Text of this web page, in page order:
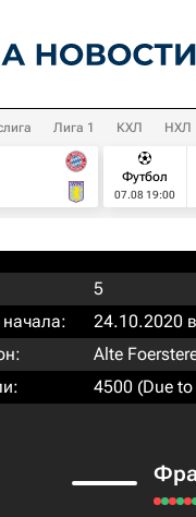
Лига 1 КХЛ НХЛ
Футбол
07.08 19:00
5
24.10.2020
Alte
4500 (Due